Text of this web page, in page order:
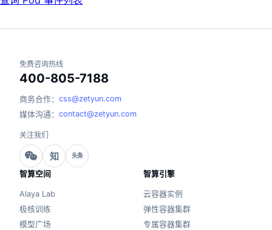
免费咨询热线
400-805-7188
商务合作： css@zetyun.com
媒体沟通： contact@zetyun.com
关注我们
知 头条
智算空间
Alaya Lab
极核训练
模型广场
智算引擎
云容器实例
弹性容器集群
专属容器集群